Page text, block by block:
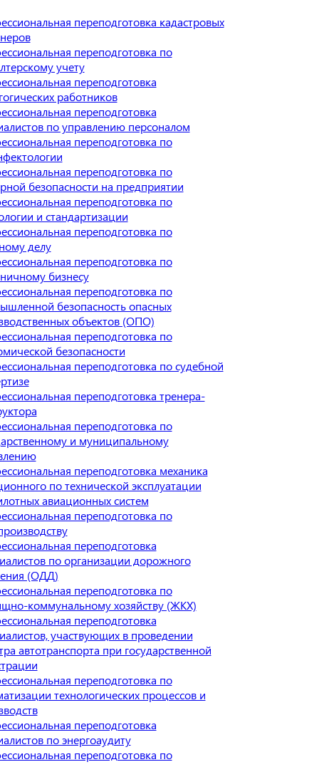
переподготовка кадастровых
переподготовка по
учету
переподготовка
работников
переподготовка
по управлению персоналом
переподготовка по
переподготовка по
безопасности на предприятии
переподготовка по
и стандартизации
переподготовка по
делу
переподготовка по
бизнесу
переподготовка по
безопасность опасных
объектов (ОПО)
переподготовка по
безопасности
переподготовка по судебной
переподготовка тренера-
переподготовка по
и муниципальному
переподготовка механика
по технической эксплуатации
авиационных систем
переподготовка по
переподготовка
по организации дорожного
(ОДД)
переподготовка по
коммунальному хозяйству (ЖКХ)
переподготовка
участвующих в проведении
автотранспорта при государственной
переподготовка по
технологических процессов и
переподготовка
по энергоаудиту
переподготовка по